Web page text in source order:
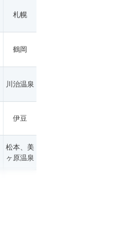
札幌
鶴岡
川治温泉
伊豆
松本、美
ヶ原温泉